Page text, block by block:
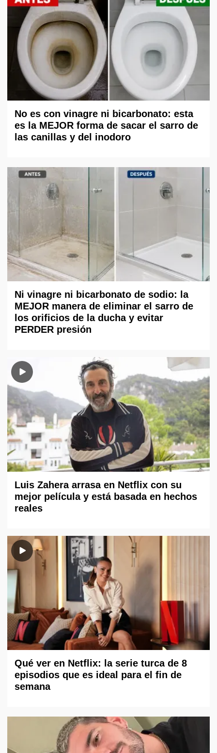
No es con vinagre ni bicarbonato: esta
es la MEJOR forma de sacar el sarro de
las canillas y del inodoro
Ni vinagre ni bicarbonato de sodio: la
MEJOR manera de eliminar el sarro de
los orificios de la ducha y evitar
PERDER presión
Luis Zahera arrasa en Netflix con su
mejor película y está basada en hechos
reales
Qué ver en Netflix: la serie turca de 8
episodios que es ideal para el fin de
semana